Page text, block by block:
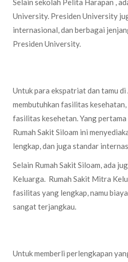
Selain sekolah Pelita Harapan ,
University. Presiden University
internasional, dan berbagai
Presiden University.
Untuk para ekspatriat dan tamu
membutuhkan fasilitas
fasilitas kesehetan. Yang pertama
Rumah Sakit Siloam ini
lengkap, dan juga standar
Selain Rumah Sakit Siloam, ada
Keluarga. Rumah Sakit Mitra
fasilitas yang lengkap, namu
sangat terjangkau.
Untuk memberli perlengkapan